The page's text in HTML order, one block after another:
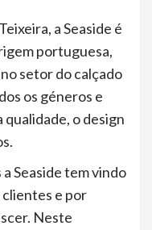
a Seaside é
portuguesa,
setor do calçado
os géneros e
o design
Seaside tem vindo
clientes e por
Neste